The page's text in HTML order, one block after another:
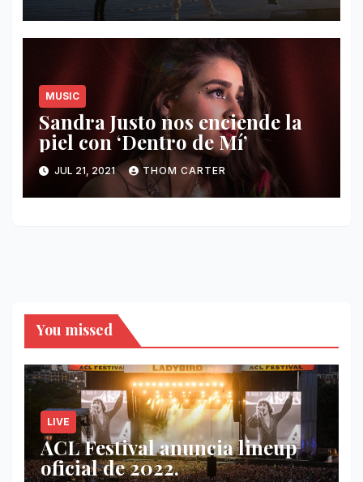
MUSIC
Sandra Justo nos enciende la
piel con ‘Dentro de Mí’
JUL 21, 2021 THOM CARTER
You missed
LIVE
ACL Festival anuncia lineup
oficial de 2022.